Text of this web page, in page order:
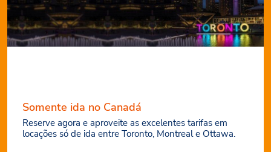
Somente ida no Canadá
Reserve agora e aproveite as excelentes tarifas em
locações só de ida entre Toronto, Montreal e Ottawa.